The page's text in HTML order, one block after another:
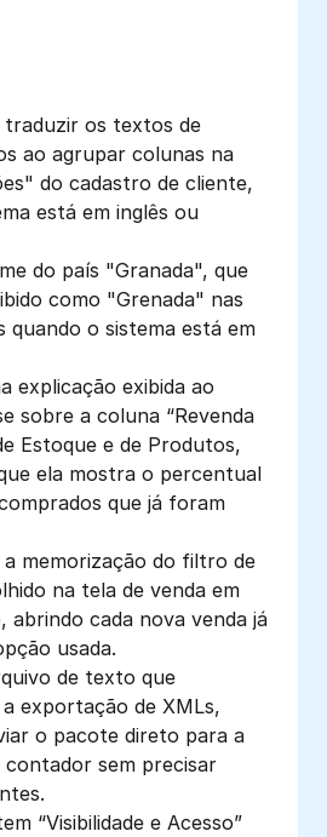
traduzir os textos de
ao agrupar colunas na
do cadastro de cliente,
está em inglês ou
do país "Granada", que
como "Grenada" nas
quando o sistema está em
explicação exibida ao
sobre a coluna “Revenda
Estoque e de Produtos,
ela mostra o percentual
que já foram
a memorização do filtro de
na tela de venda em
abrindo cada nova venda já
usada.
de texto que
exportação de XMLs,
o pacote direto para a
sem precisar
“Visibilidade e Acesso”